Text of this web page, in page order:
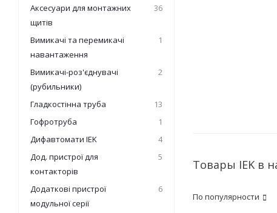
Товары IEK в
По популярности
Аксесуари для монтажних
щитів
36
Вимикачі та перемикачі
навантаження
1
Вимикачі-роз'єднувачі
(рубильники)
2
Гладкостінна труба
13
Гофротруба
1
Дифавтомати IEK
4
Дод. пристрої для
контакторів
5
Додаткові пристрої
модульної серії
6